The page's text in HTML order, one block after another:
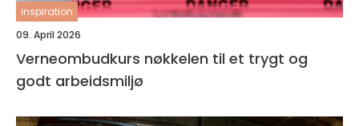
inspiration
09. April 2026
Verneombudkurs nøkkelen til et trygt og
godt arbeidsmiljø